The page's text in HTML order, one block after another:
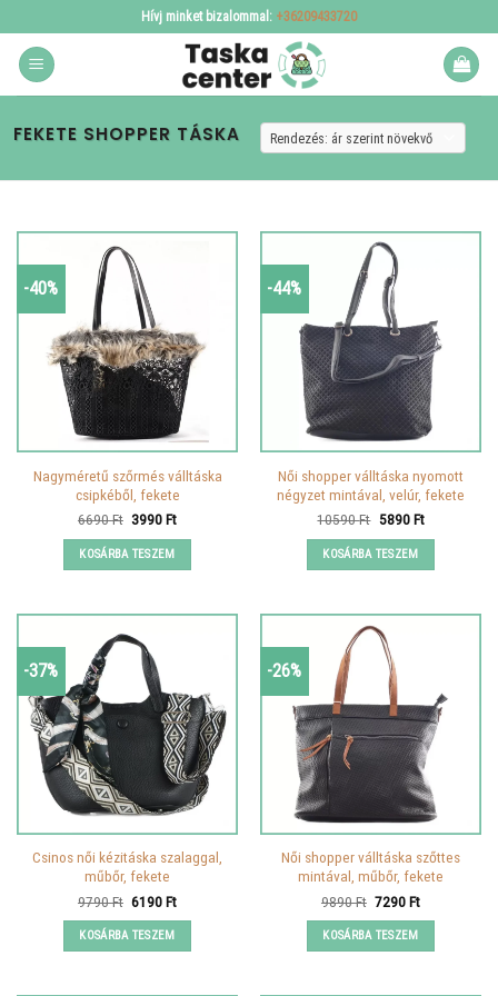
to
content
Hívj minket bizalommal: +36209433720
FEKETE SHOPPER TÁSKA
-40%
Nagyméretű szőrmés válltáska
csipkéből, fekete
6690Ft Original
was:
6690 Ft.
3990FtCurrent
KOSÁRBA TESZEM
-44%
Női shopper válltáska nyomott
négyzet mintával, velúr, fekete
10590Ft Original
was:
10590 Ft.
5890FtCurrent
KOSÁRBA TESZEM
-37%
Csinos női kézitáska szalaggal,
műbőr, fekete
9790Ft Original
was:
9790 Ft.
6190FtCurrent
KOSÁRBA TESZEM
-26%
Női shopper válltáska szőttes
mintával, műbőr, fekete
9890Ft Original
was:
9890 Ft.
7290FtCurrent
KOSÁRBA TESZEM